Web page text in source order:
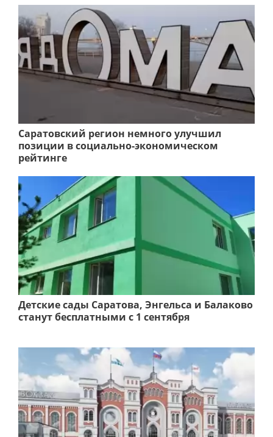
Саратовский регион немного улучшил
позиции в социально-экономическом
рейтинге
Детские сады Саратова, Энгельса и Балаково
станут бесплатными с 1 сентября